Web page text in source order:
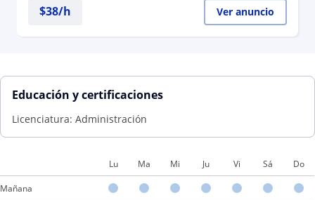
$38/h Ver anuncio
Educación y certificaciones
Licenciatura: Administración
Lu Ma Mi Ju Vi Sá Do
Mañana